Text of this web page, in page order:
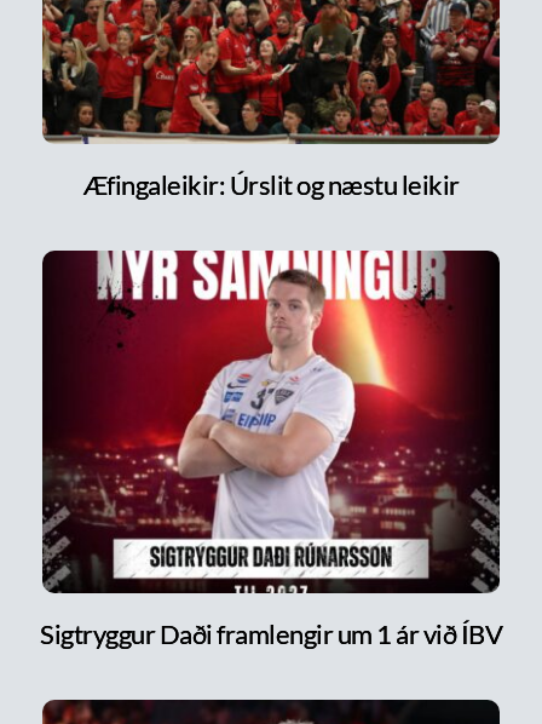
Æfingaleikir: Úrslit og næstu leikir
Sigtryggur Daði framlengir um 1 ár við ÍBV